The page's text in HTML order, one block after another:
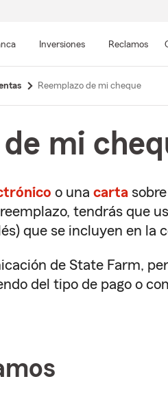
Inversiones Reclamos
Reemplazo de mi cheque
de mi
o una carta
tendrás que
que se incluyen en la
de State Farm,
del tipo de pago o